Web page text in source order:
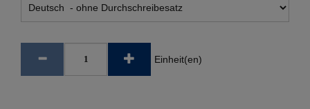
Einheit(en)